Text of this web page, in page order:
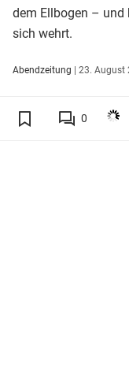
dem Ellbogen – und
sich wehrt.
Abendzeitung | 23. August
0